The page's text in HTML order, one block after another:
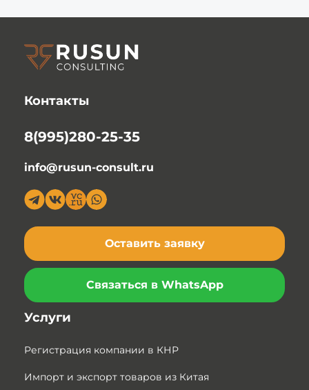
Контакты
8(995)280-25-35
info@rusun-consult.ru
Оставить заявку
Связаться в WhatsApp
Услуги
Регистрация компании в КНР
Импорт и экспорт товаров из Китая